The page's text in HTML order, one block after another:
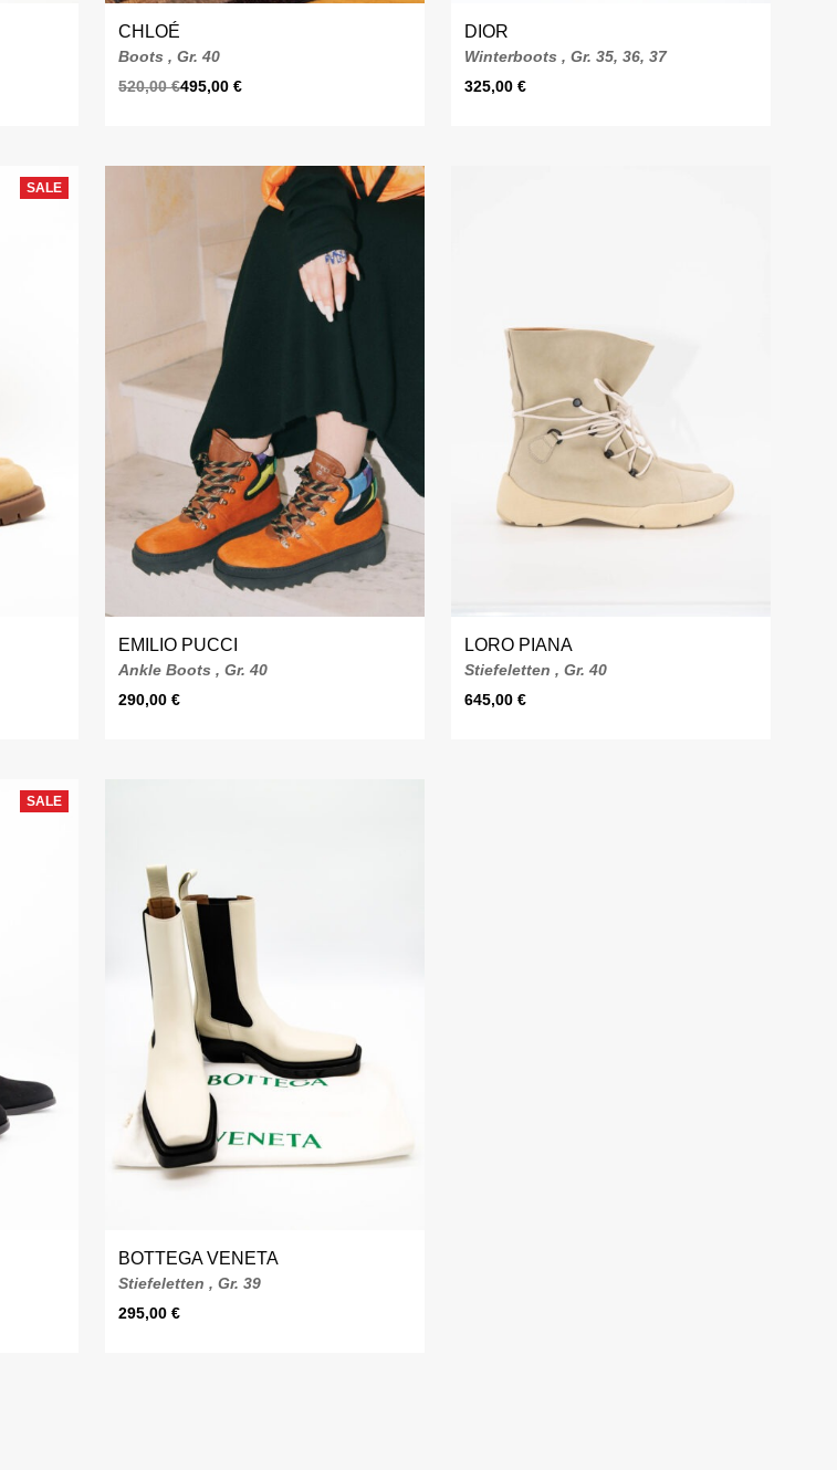
CHLOÉ
Boots , Gr. 40
520,00€495,00€
DIOR
Winterboots , Gr. 35, 36, 37
325,00€
SALE
EMILIO PUCCI
Ankle Boots , Gr. 40
290,00€
LORO PIANA
Stiefeletten , Gr. 40
645,00€
SALE
BOTTEGA VENETA
Stiefeletten , Gr. 39
295,00€